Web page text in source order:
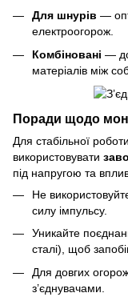
Для шнурів —
електроогорож.
Комбіновані —
матеріалів між
Поради щодо
Для стабільної
використовувати
під напругою та
Не
силу імпульсу.
Уникайте
сталі), щоб
Для довгих
з’єднувачами.